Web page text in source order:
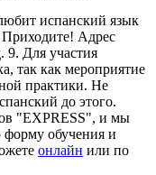
испанский язык
Приходите! Адрес
9. Для участия
так как мероприятие
практики. Не
до этого.
"EXPRESS", и мы
форму обучения и
онлайн или по